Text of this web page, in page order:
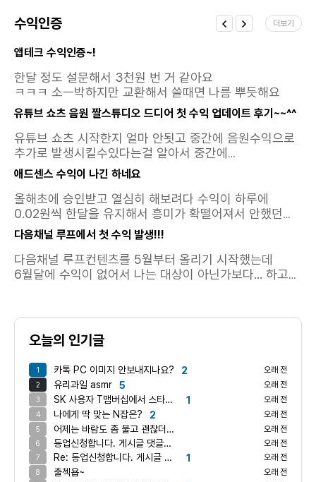
터지면 크 케파가 훨씬큰것같아서요
수익인증 더보기
앱테크 수익인증~!
한달 정도 설문해서 3천원 번 거 같아요
ㅋㅋㅋ 소ㅡ박하지만 교환해서 쓸때면 나름 뿌듯해요
유튜브 쇼츠 음원 짤스튜디오 드디어 첫 수익 업데이트 후기~~^^
유튜브 쇼츠 시작한지 얼마 안됫고 중간에 음원수익으로
추가로 발생시킬수있다는걸 알아서 중간에
추가했었는데요~~첫 수익이 드디어 찍혔네요
ㅎ절망적인 숫자이지만... 이때 영상이 조회수가 낮아서
그런거라고 위안을 삼으며 ... 쌓이고 또 쌓이면 이 수익
또한 많아지리라.. 라고 마음을 진정시키며오늘도 영상을
만들어봅니다
애드센스 수익이 나긴 하네요
올해초에 승인받고 열심히 해보려다 수익이 하루에
0.02원씩 한달을 유지해서 흥미가 확떨어져서 안했던
애드센스워프로 만들어서 했었는데 이제는 어떻게
만지는 지도 까먹었네요포스팅한글중에 어떤 한두개가
벌어다준 수익같은데 좀더 찾아보고..유튜브 / 애드센스
같이 해봐야겠네요 갑자기 생각나서 들어가봣는데
다음채널 루프에서 첫 수익 발생!!!
다음채널 루프컨텐츠를 5월부터 올리기 시작했는데
6월달에 수익이 없어서 나는 대상이 아닌가보다... 하고
다시 활동해야겠네요. 이정도면 짤스튜디오보다 좋은듯..
오늘의 인기글
1 카톡 PC 이미지 안보내지나요? 2 오래 전
2 유리과일 asmr 5 오래 전
3 SK 사용자 T맴버십에서 스타벅스쿠폰 받으셔요 1 오래 전
4 나에게 딱 맞는 N잡은? 2 오래 전
5 어제는 바람도 좀 불고 괜찮더만 오늘은 어마어마하게 덥네요 ㅋ 오래 전
6 등업신청합니다. 게시글 댓글쓰기 완료했습니다. 오래 전
7 Re: 등업신청합니다. 게시글 댓글쓰기 완료했습니다. 1 오래 전
8 출첵욥~ 오래 전